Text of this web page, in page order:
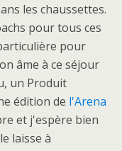
les chaussettes.
pour tous ces
pour
âme à ce séjour
un Produit
édition de l'Arena
et j'espère bien
laisse à